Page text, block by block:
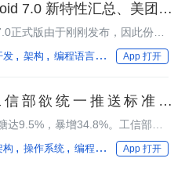
7.0 新特性汇总、美团热
正式版由于刚刚发布，因此份额
资源热修复、Android N新特性
货，欢迎阅读。
发 架构 编程语言 框架App 打开
信部欲统一推送标准、
9.5%，暴增34.8%。工信部放
消息推送标准。本期周报为大家
WCDB、热修复等技术干货，欢
构 操作系统 编程语言 框架
App 打开